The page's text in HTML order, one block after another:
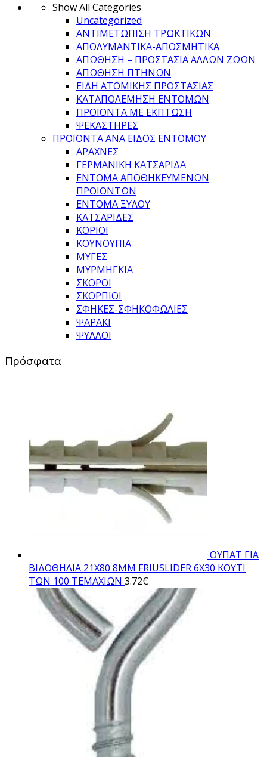
Show All Categories
Uncategorized
ΑΝΤΙΜΕΤΩΠΙΣΗ ΤΡΩΚΤΙΚΩΝ
ΑΠΟΛΥΜΑΝΤΙΚΑ-ΑΠΟΣΜΗΤΙΚΑ
ΑΠΩΘΗΣΗ – ΠΡΟΣΤΑΣΙΑ ΑΛΛΩΝ ΖΩΩΝ
ΑΠΩΘΗΣΗ ΠΤΗΝΩΝ
ΕΙΔΗ ΑΤΟΜΙΚΗΣ ΠΡΟΣΤΑΣΙΑΣ
ΚΑΤΑΠΟΛΕΜΗΣΗ ΕΝΤΟΜΩΝ
ΠΡΟΪΟΝΤΑ ΜΕ ΕΚΠΤΩΣΗ
ΨΕΚΑΣΤΗΡΕΣ
ΠΡΟΪΟΝΤΑ ΑΝΑ ΕΙΔΟΣ ΕΝΤΟΜΟΥ
ΑΡΑΧΝΕΣ
ΓΕΡΜΑΝΙΚΗ ΚΑΤΣΑΡΙΔΑ
ΕΝΤΟΜΑ ΑΠΟΘΗΚΕΥΜΕΝΩΝ
ΠΡΟΙΟΝΤΩΝ
ΕΝΤΟΜΑ ΞΥΛΟΥ
ΚΑΤΣΑΡΙΔΕΣ
ΚΟΡΙΟΙ
ΚΟΥΝΟΥΠΙΑ
ΜΥΓΕΣ
ΜΥΡΜΗΓΚΙΑ
ΣΚΟΡΟΙ
ΣΚΟΡΠΙΟΙ
ΣΦΗΚΕΣ-ΣΦΗΚΟΦΩΛΙΕΣ
ΨΑΡΑΚΙ
ΨΥΛΛΟΙ
Πρόσφατα
ΟΥΠΑΤ ΓΙΑ
ΒΙΔΟΘΗΛΙΑ 21Χ80 8ΜΜ FRIUSLIDER 6X30 ΚΟΥΤΙ
ΤΩΝ 100 ΤΕΜΑΧΙΩΝ 3.72€